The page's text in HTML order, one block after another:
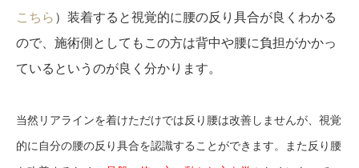
こちら ）装着すると視覚的に腰の反り具合が良くわかる
ので、施術側としてもこの方は背中や腰に負担がかかっ
ているというのが良く分かります。
当然リアラインを着けただけでは反り腰は改善しませんが、視覚
的に自分の腰の反り具合を認識することができます。また反り腰